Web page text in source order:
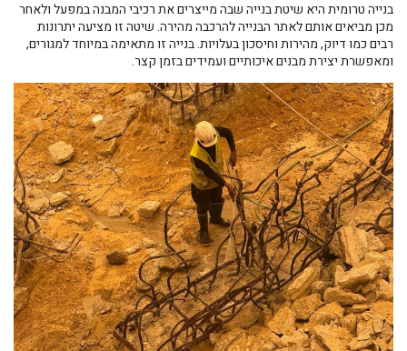
בנייה טרומית היא שיטת בנייה שבה מייצרים את רכיבי המבנה במפעל ולאחר
מכן מביאים אותם לאתר הבנייה להרכבה מהירה. שיטה זו מציעה יתרונות
רבים כמו דיוק, מהירות וחיסכון בעלויות. בנייה זו מתאימה במיוחד למגורים,
ומאפשרת יצירת מבנים איכותיים ועמידים בזמן קצר.